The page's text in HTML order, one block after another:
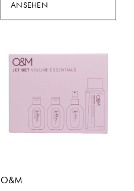
ANSEHEN
O&M